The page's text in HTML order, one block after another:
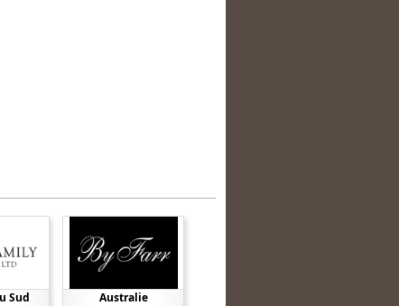
Sud Australie